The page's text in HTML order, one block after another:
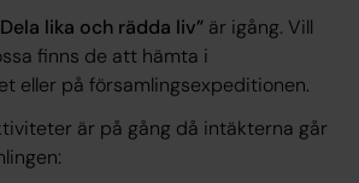
lika och rädda liv” är igång. Vill
finns de att hämta i
eller på församlingsexpeditionen.
är på gång då intäkterna går